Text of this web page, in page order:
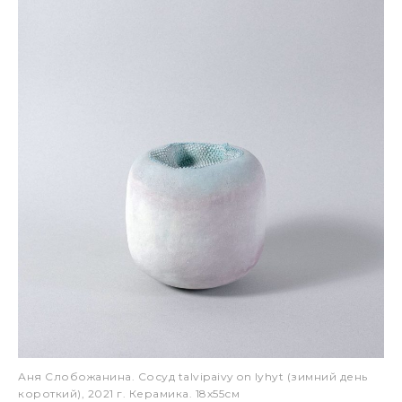
Аня Слобожанина. Сосуд talvipaivy on lyhyt (зимний день
короткий), 2021 г. Керамика. 18х55см